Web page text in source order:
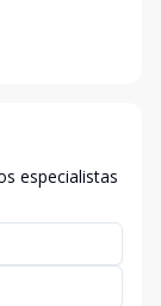
especialistas